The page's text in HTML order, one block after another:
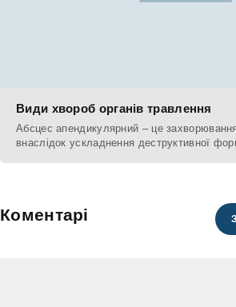
Види хвороб органів травлення
Абсцес апендикулярний – це
внаслідок ускладнення деструктивної
Коментарі